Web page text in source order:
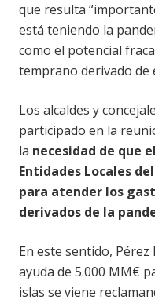
que resulta
está teniendo la
como el potencial
temprano derivado de
Los alcaldes y
participado en la
la necesidad de que
Entidades Locales
para atender los
derivados de la
En este sentido,
ayuda de 5.000 MM€
islas se viene